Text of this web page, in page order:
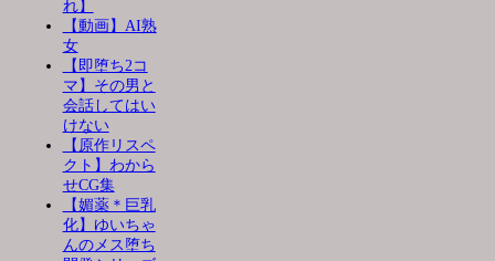
れ】
【動画】AI熟
女
【即堕ち2コ
マ】その男と
会話してはい
けない
【原作リスペ
クト】わから
せCG集
【媚薬＊巨乳
化】ゆいちゃ
んのメス堕ち